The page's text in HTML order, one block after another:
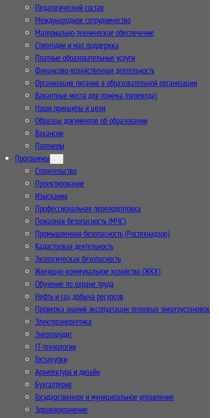
Педагогический состав
Международное сотрудничество
Материально-техническое обеспечение
Стипендии и мат. поддержка
Платные образовательные услуги
Финансово-хозяйственная деятельность
Организация питания в образовательной организации
Вакантные места для приема (перевода)
Наши принципы и цели
Образцы документов об образовании
Вакансии
Партнеры
Программы
Строительство
Проектирование
Изыскания
Профессиональная переподготовка
Пожарная безопасность (МЧС)
Промышленная безопасность (Ростехнадзор)
Кадастровая деятельность
Экологическая безопасность
Жилищно-коммунальное хозяйство (ЖКХ)
Обучение по охране труда
Нефть и газ, добыча ресурсов
Проверка знаний эксплуатации тепловых энергоустановок
Электроэнергетика
Энергоаудит
IT-технологии
Госзакупки
Архитектура и дизайн
Бухгалтерия
Государственное и муниципальное управление
Здравоохранение